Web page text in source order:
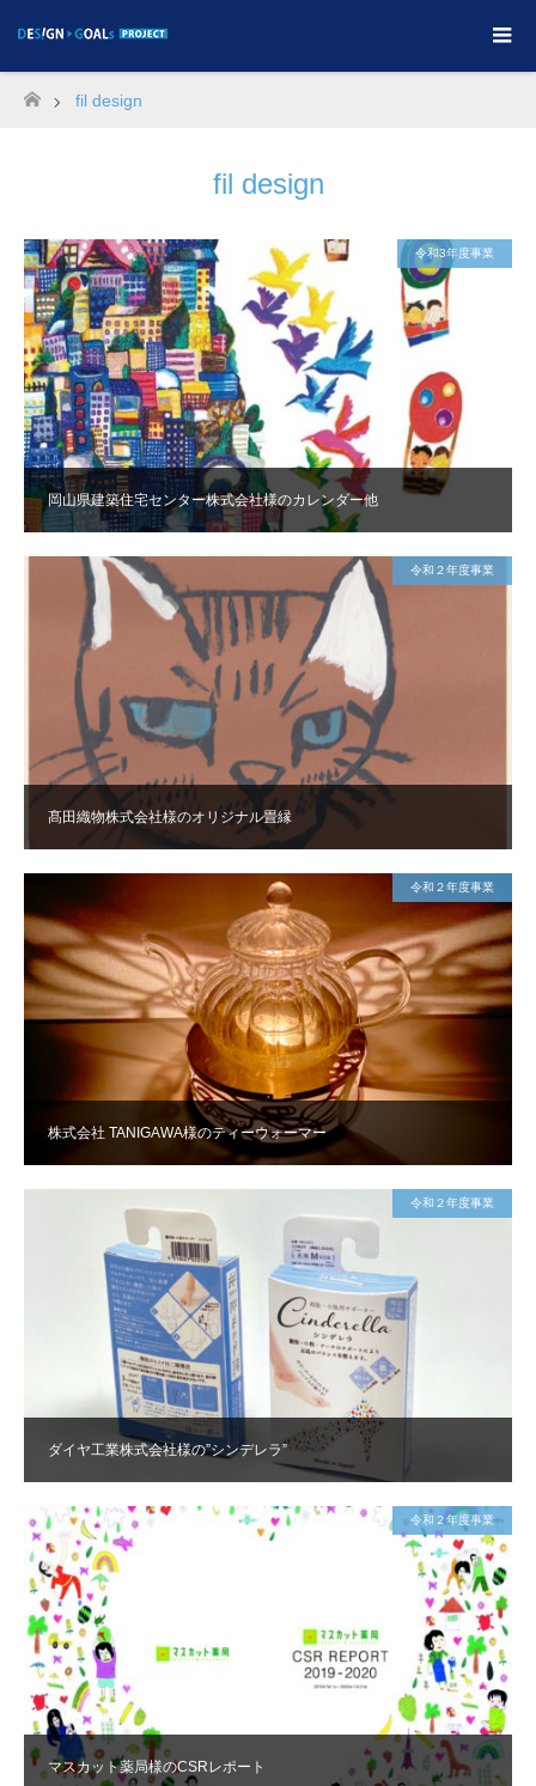
ホーム
fil design
fil design
岡山県建築住宅センター株式会社様のカレンダー他
令和3年度事業
髙田織物株式会社様のオリジナル畳縁
令和２年度事業
株式会社 TANIGAWA様のティーウォーマー
令和２年度事業
ダイヤ工業株式会社様の”シンデレラ”
令和２年度事業
マスカット薬局様のCSRレポート
令和２年度事業